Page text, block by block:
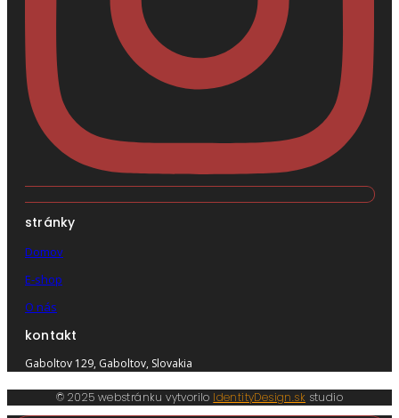
stránky
Domov
E-shop
O nás
kontakt
Gaboltov 129, Gaboltov, Slovakia
© 2025 webstránku vytvorilo IdentityDesign.sk studio